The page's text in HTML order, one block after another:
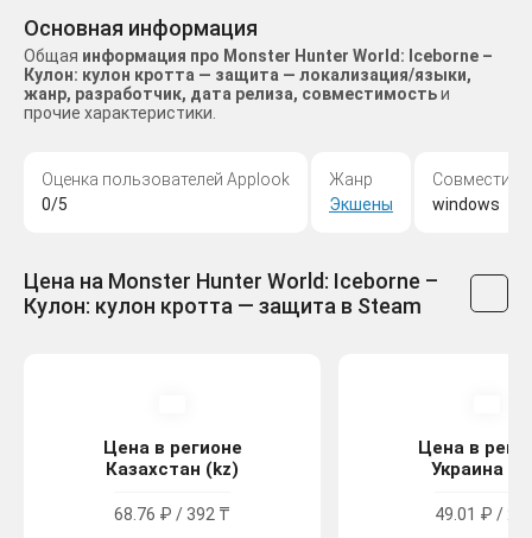
Основная информация
Общая информация про Monster Hunter World: Iceborne –
Кулон: кулон кротта — защита — локализация/языки,
жанр, разработчик, дата релиза, совместимостьи
прочие характеристики.
Оценка пользователей Applook
0/5
Жанр
Экшены
windows
Цена на Monster Hunter World: Iceborne –
Кулон: кулон кротта — защита в Steam
Цена в регионе
Казахстан (kz)
68.76 ₽ / 392 ₸
Цена в
Украина
49.01 ₽ / 27